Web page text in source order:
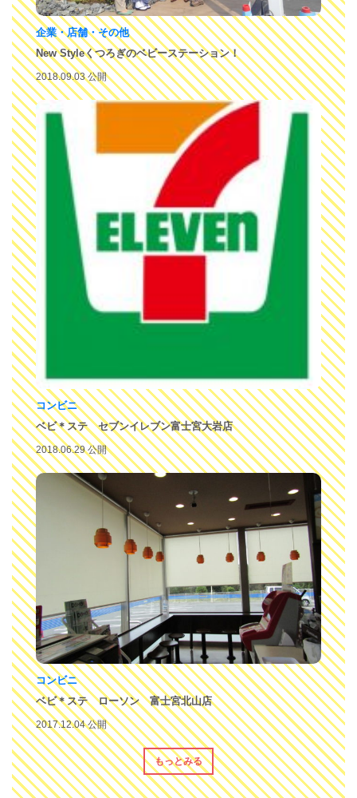
企業・店舗・その他
New Styleくつろぎのベビーステーション！
2018.09.03 公開
コンビニ
ベビ＊ステ セブンイレブン富士宮大岩店
2018.06.29 公開
コンビニ
ベビ＊ステ ローソン 富士宮北山店
2017.12.04 公開
もっとみる